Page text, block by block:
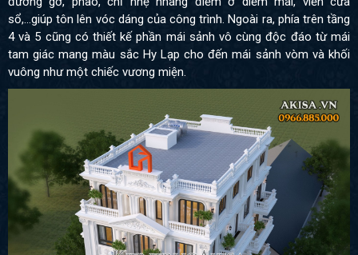
sổ,...giúp tôn lên vóc dáng của công trình. Ngoài ra, phía trên tầng
4 và 5 cũng có thiết kế phần mái sảnh vô cùng độc đáo từ mái
tam giác mang màu sắc Hy Lạp cho đến mái sảnh vòm và khối
vuông như một chiếc vương miện.